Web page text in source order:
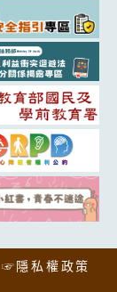
☞隱私權政策